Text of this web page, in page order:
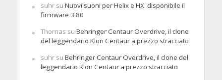
suhrsu Nuovi suoni per Helix e HX: disponibile il
firmware 3.80
Thomas su Behringer Centaur Overdrive, il clone
del leggendario Klon Centaur a prezzo stracciato
suhrsu Behringer Centaur Overdrive, il clone del
leggendario Klon Centaur a prezzo stracciato